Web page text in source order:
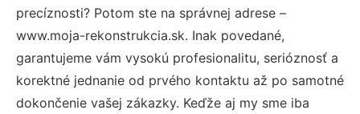
precíznosti? Potom ste na správnej adrese –
www.moja-rekonstrukcia.sk. Inak povedané,
garantujeme vám vysokú profesionalitu, serióznosť a
korektné jednanie od prvého kontaktu až po samotné
dokončenie vašej zákazky. Keďže aj my sme iba